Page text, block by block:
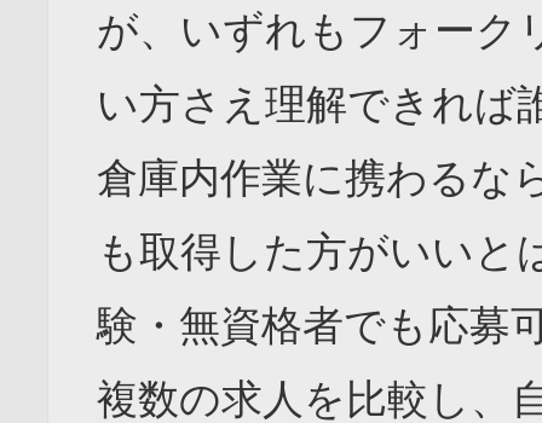
が、いずれもフォーク
い方さえ理解できれば
倉庫内作業に携わるな
も取得した方がいいと
験・無資格者でも応募
複数の求人を比較し、